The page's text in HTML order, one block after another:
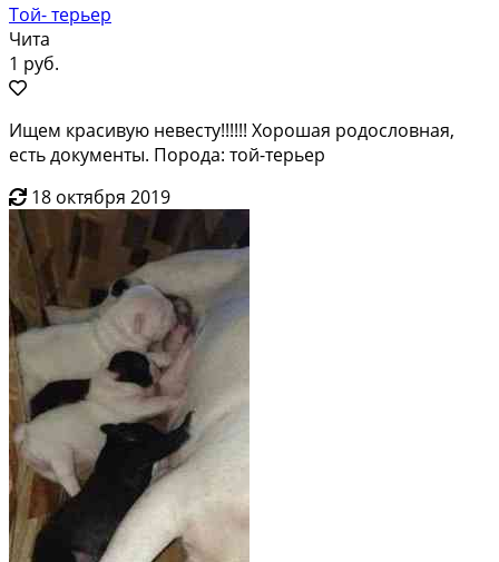
Той- терьер
Чита
1 руб.
Ищем красивую невесту!!!!!! Хорошая родословная,
есть документы. Порода: той-терьер
18 октября 2019